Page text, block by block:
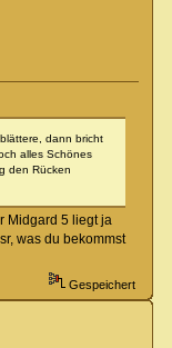
dann bricht
alles Schönes
den Rücken
Midgard 5 liegt ja
was du bekommst
Gespeichert